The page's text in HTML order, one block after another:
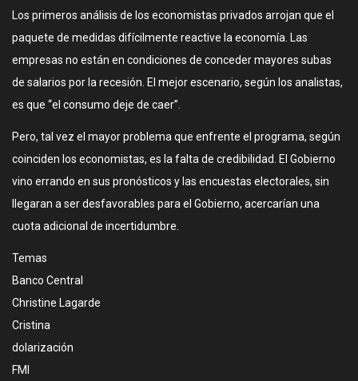
Los primeros análisis de los economistas privados arrojan que el
paquete de medidas difícilmente reactive la economía. Las
empresas no están en condiciones de conceder mayores subas
de salarios por la recesión. El mejor escenario, según los analistas,
es que “el consumo deje de caer”.
Pero, tal vez el mayor problema que enfrente el programa, según
coinciden los economistas, es la falta de credibilidad. El Gobierno
vino errando en sus pronósticos y las encuestas electorales, sin
llegaran a ser desfavorables para el Gobierno, acercarían una
cuota adicional de incertidumbre.
Temas
Banco Central
Christine Lagarde
Cristina
dolarización
FMI